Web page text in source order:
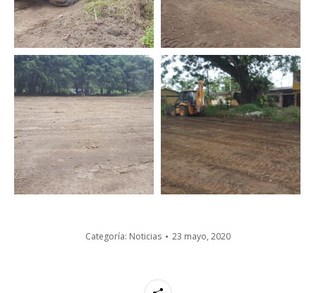
Categoría: Noticias 23 mayo, 2020